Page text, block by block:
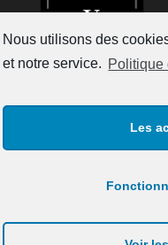
Nous utilisons des
et notre service. Politique
Les